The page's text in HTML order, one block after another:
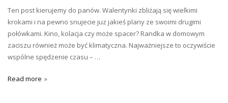
Ten post kierujemy do panów. Walentynki zbliżają się wielkimi
krokami i na pewno snujecie juz jakieś plany ze swoimi drugimi
połówkami. Kino, kolacja czy może spacer? Randka w domowym
zaciszu również może być klimatyczna. Najważniejsze to oczywiście
wspólne spędzenie czasu – …
Read more